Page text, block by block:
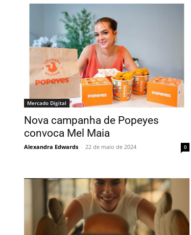
Mercado Digital
Nova campanha de Popeyes
convoca Mel Maia
Alexandra Edwards - 22 de maio de 2024 0